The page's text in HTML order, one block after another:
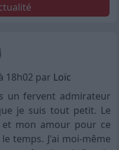
18h02 par Loïc
un fervent admirateur
je suis tout petit. Le
et mon amour pour ce
temps. J'ai moi-même